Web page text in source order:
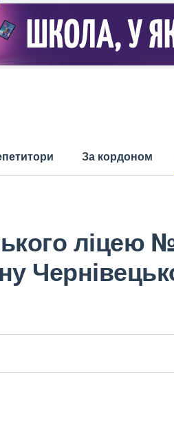
За кордоном
ліцею